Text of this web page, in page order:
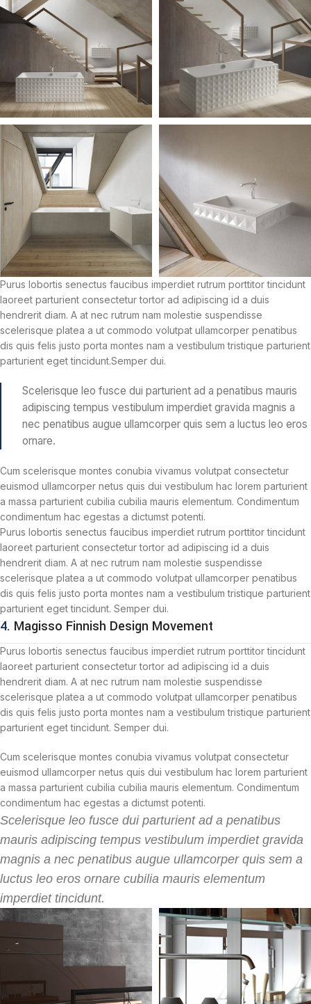
Purus lobortis senectus faucibus imperdiet rutrum porttitor tincidunt
laoreet parturient consectetur tortor ad adipiscing id a duis
hendrerit diam. A at nec rutrum nam molestie suspendisse
scelerisque platea a ut commodo volutpat ullamcorper penatibus
dis quis felis justo porta montes nam a vestibulum tristique parturient
parturient eget tincidunt.Semper dui.
Scelerisque leo fusce dui parturient ad a penatibus mauris
adipiscing tempus vestibulum imperdiet gravida magnis a
nec penatibus augue ullamcorper quis sem a luctus leo eros
ornare.
Cum scelerisque montes conubia vivamus volutpat consectetur
euismod ullamcorper netus quis dui vestibulum hac lorem parturient
a massa parturient cubilia cubilia mauris elementum. Condimentum
condimentum hac egestas a dictumst potenti.
Purus lobortis senectus faucibus imperdiet rutrum porttitor tincidunt
laoreet parturient consectetur tortor ad adipiscing id a duis
hendrerit diam. A at nec rutrum nam molestie suspendisse
scelerisque platea a ut commodo volutpat ullamcorper penatibus
dis quis felis justo porta montes nam a vestibulum tristique parturient
parturient eget tincidunt. Semper dui.
4. Magisso Finnish Design Movement
Purus lobortis senectus faucibus imperdiet rutrum porttitor tincidunt
laoreet parturient consectetur tortor ad adipiscing id a duis
hendrerit diam. A at nec rutrum nam molestie suspendisse
scelerisque platea a ut commodo volutpat ullamcorper penatibus
dis quis felis justo porta montes nam a vestibulum tristique parturient
parturient eget tincidunt. Semper dui.
Cum scelerisque montes conubia vivamus volutpat consectetur
euismod ullamcorper netus quis dui vestibulum hac lorem parturient
a massa parturient cubilia cubilia mauris elementum. Condimentum
condimentum hac egestas a dictumst potenti.
Scelerisque leo fusce dui parturient ad a penatibus
mauris adipiscing tempus vestibulum imperdiet gravida
magnis a nec penatibus augue ullamcorper quis sem a
luctus leo eros ornare cubilia mauris elementum
imperdiet tincidunt.